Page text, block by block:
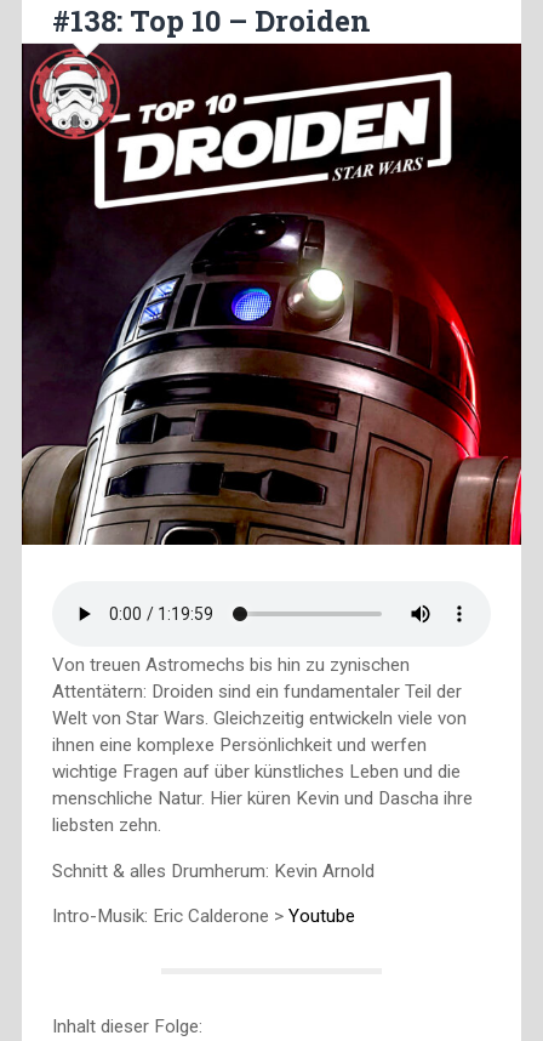
#138: Top 10 – Droiden
Von treuen Astromechs bis hin zu zynischen
Attentätern: Droiden sind ein fundamentaler Teil der
Welt von Star Wars. Gleichzeitig entwickeln viele von
ihnen eine komplexe Persönlichkeit und werfen
wichtige Fragen auf über künstliches Leben und die
menschliche Natur. Hier küren Kevin und Dascha ihre
liebsten zehn.
Schnitt & alles Drumherum: Kevin Arnold
Intro-Musik: Eric Calderone > Youtube
Inhalt dieser Folge: